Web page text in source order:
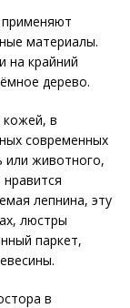
применяют
материалы.
на крайний
дерево.
кожей, в
современных
или животного,
лепнина, эту
люстры
паркет,
в